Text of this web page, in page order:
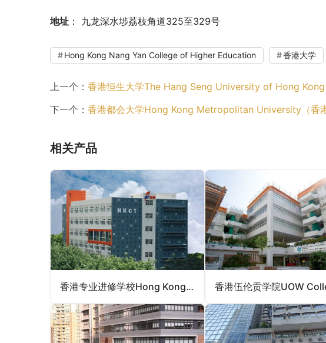
地址 ： 九龙深水埗荔枝角道325至329号
Hong Kong Nang Yan College of Higher Education 香港大学
上一个： 香港恒生大学The Hang Seng University of Hong Kong
下一个： 香港都会大学Hong Kong Metropolitan University（香
相关产品
香港专业进修学校Hong Kong College of Technology （香港一般专上院校）